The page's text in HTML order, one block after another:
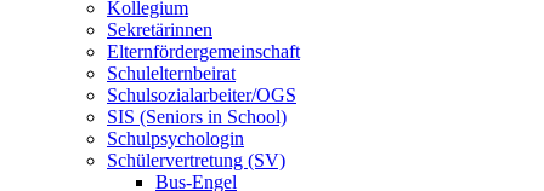
Kollegium
Sekretärinnen
Elternfördergemeinschaft
Schulelternbeirat
Schulsozialarbeiter/OGS
SIS (Seniors in School)
Schulpsychologin
Schülervertretung (SV)
Bus-Engel